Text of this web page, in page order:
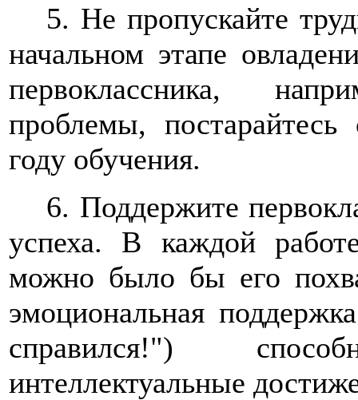
5. Не пропускайте
начальном этапе
первоклассника,
проблемы,
году обучения.
6. Поддержите
успеха. В каждой
можно было бы его
эмоциональная
справился!")
интеллектуальные